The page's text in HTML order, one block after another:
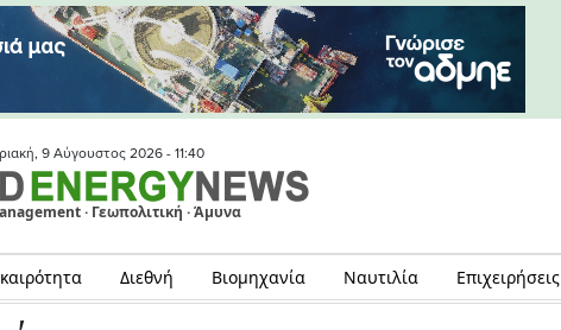
9 Αύγουστος 2026 - 11:40
· Γεωπολιτική · Άμυνα
Διεθνή Βιομηχανία Ναυτιλία Επιχειρήσεις